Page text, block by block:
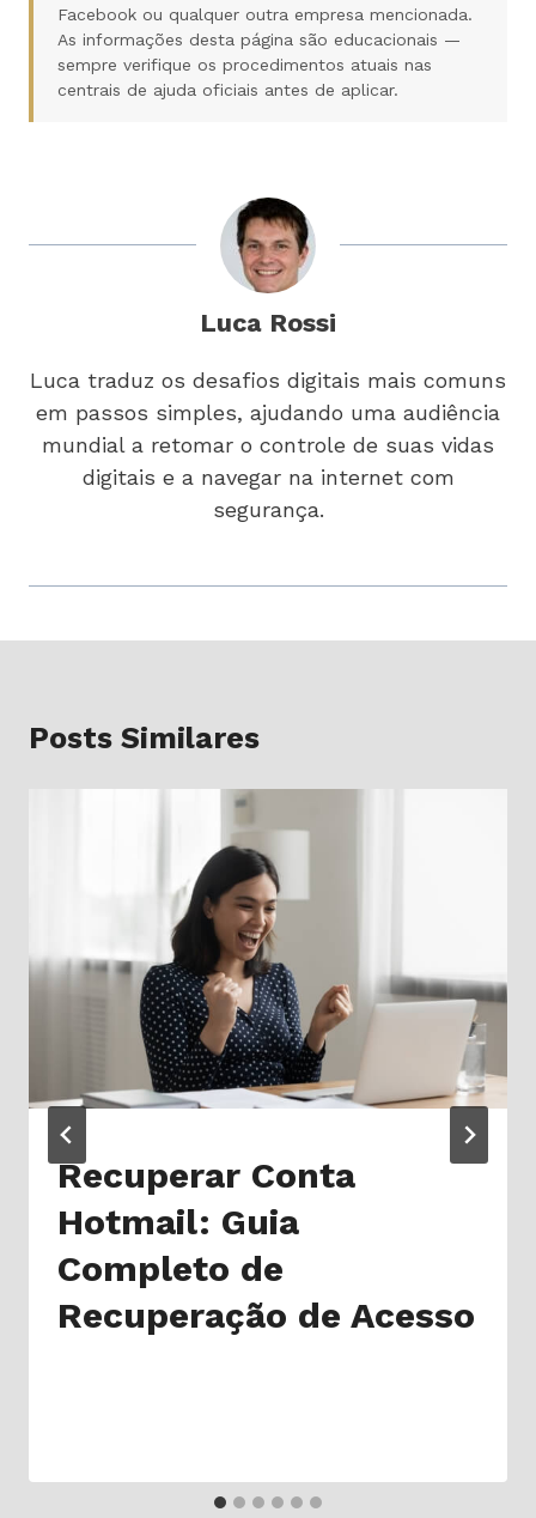
Facebook ou qualquer outra empresa mencionada.
As informações desta página são educacionais —
sempre verifique os procedimentos atuais nas
centrais de ajuda oficiais antes de aplicar.
Luca Rossi
Luca traduz os desafios digitais mais comuns
em passos simples, ajudando uma audiência
mundial a retomar o controle de suas vidas
digitais e a navegar na internet com
segurança.
Posts Similares
Recuperar Conta
Hotmail: Guia
Completo de
Recuperação de Acesso